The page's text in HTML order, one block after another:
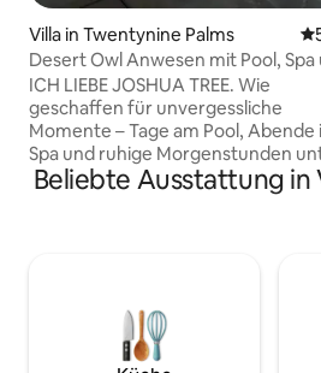
Villa in Twentynine Palms
Desert Owl Anwesen mit Pool, Spa
Spielzimmer in Joshua Tree
ICH LIEBE JOSHUA TREE. Wie
geschaffen für unvergessliche
Momente – Tage am Pool, Abende
Spa und ruhige Morgenstunden
dem weiten Wüstenhimmel. Das
Desert Owl Estate ist eine neu
gestalteten Innen- und
Außenbereichen. Ganz gleich, ob du
einen Familienurlaub, einen
Beliebte Ausstattung in